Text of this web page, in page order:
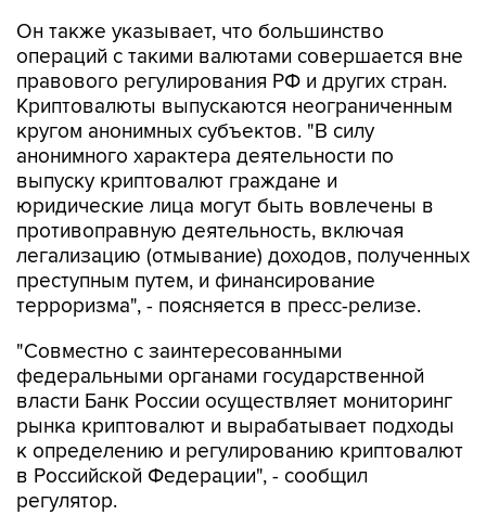
Он также указывает, что большинство
операций с такими валютами совершается вне
правового регулирования РФ и других стран.
Криптовалюты выпускаются неограниченным
кругом анонимных субъектов. "В силу
анонимного характера деятельности по
выпуску криптовалют граждане и
юридические лица могут быть вовлечены в
противоправную деятельность, включая
легализацию (отмывание) доходов, полученных
преступным путем, и финансирование
терроризма", - поясняется в пресс-релизе.
"Совместно с заинтересованными
федеральными органами государственной
власти Банк России осуществляет мониторинг
рынка криптовалют и вырабатывает подходы
к определению и регулированию криптовалют
в Российской Федерации", - сообщил
регулятор.